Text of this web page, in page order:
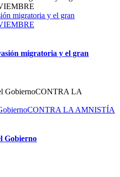
migratoria y el gran
migratoria y el gran
LA AMNISTÍA
Gobierno